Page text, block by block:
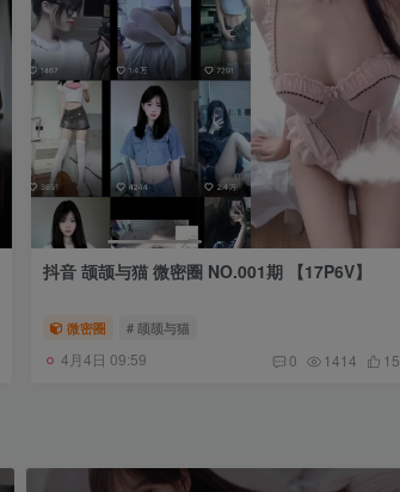
抖音 颉颉与猫 微密圈 NO.001期 【17P6V】
微密圈 # 颉颉与猫
4月4日 09:59 0 1414 15